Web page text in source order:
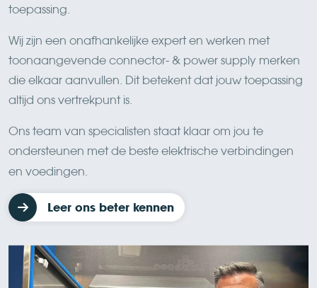
toepassing.
Wij zijn een onafhankelijke expert en werken met
toonaangevende connector- & power supply merken
die elkaar aanvullen. Dit betekent dat jouw toepassing
altijd ons vertrekpunt is.
Ons team van specialisten staat klaar om jou te
ondersteunen met de beste elektrische verbindingen
en voedingen.
Leer ons beter kennen